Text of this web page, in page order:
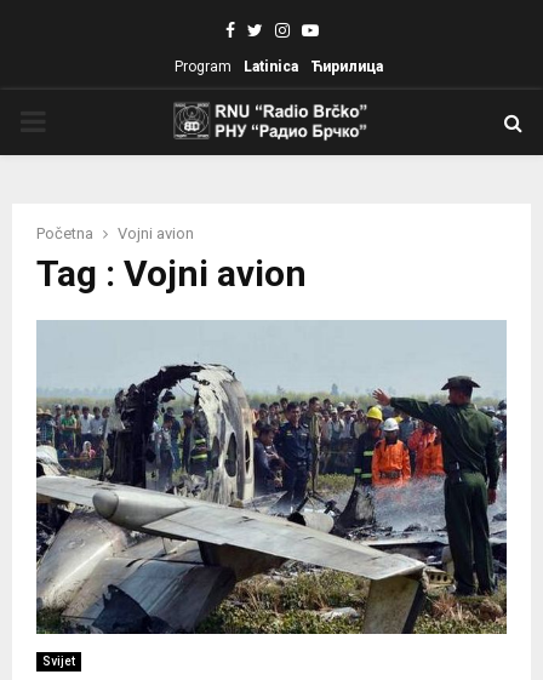
Facebook
TwitterInstagram
Youtube
Program Latinica Ћирилица
Početna Vojni avion
Tag : Vojni avion
Svijet